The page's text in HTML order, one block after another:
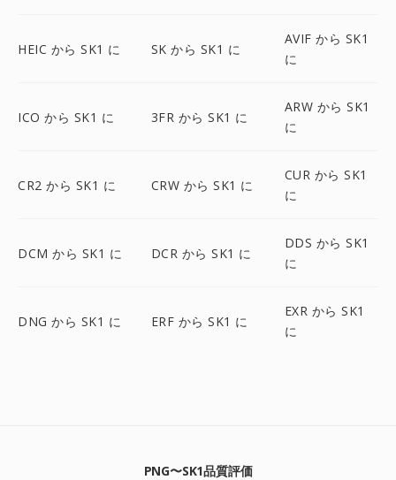
HEIC から SK1 に SK から SK1 に
AVIF から SK1
に
ICO から SK1 に 3FR から SK1 に
ARW から SK1
に
CR2 から SK1 に CRW から SK1 に
CUR から SK1
に
DCM から SK1 に DCR から SK1 に
DDS から SK1
に
DNG から SK1 に ERF から SK1 に
EXR から SK1
に
PNG〜SK1品質評価